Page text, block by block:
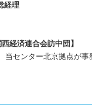
理
経済連合会訪中団】
センター北京拠点が